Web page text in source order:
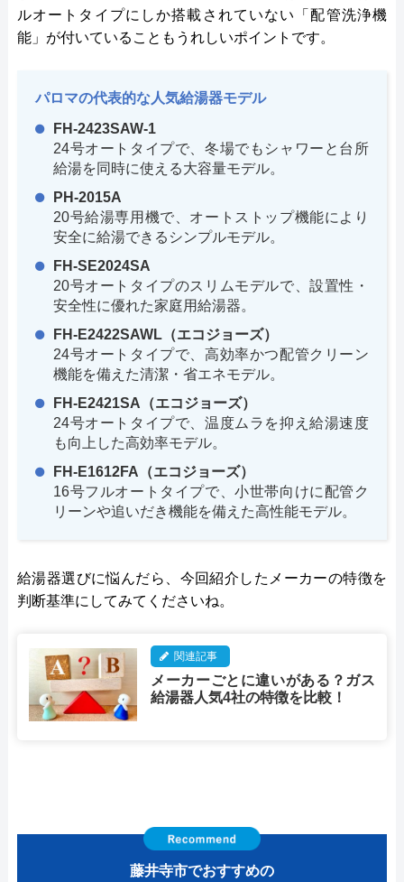
ルオートタイプにしか搭載されていない「配管洗浄機
能」が付いていることもうれしいポイントです。
パロマの代表的な人気給湯器モデル
FH-2423SAW-1
24号オートタイプで、冬場でもシャワーと台所
給湯を同時に使える大容量モデル。
PH-2015A
20号給湯専用機で、オートストップ機能により
安全に給湯できるシンプルモデル。
FH-SE2024SA
20号オートタイプのスリムモデルで、設置性・
安全性に優れた家庭用給湯器。
FH-E2422SAWL（エコジョーズ）
24号オートタイプで、高効率かつ配管クリーン
機能を備えた清潔・省エネモデル。
FH-E2421SA（エコジョーズ）
24号オートタイプで、温度ムラを抑え給湯速度
も向上した高効率モデル。
FH-E1612FA（エコジョーズ）
16号フルオートタイプで、小世帯向けに配管ク
リーンや追いだき機能を備えた高性能モデル。
給湯器選びに悩んだら、今回紹介したメーカーの特徴を
判断基準にしてみてくださいね。
関連記事
メーカーごとに違いがある？ガス
給湯器人気4社の特徴を比較！
藤井寺市でおすすめの